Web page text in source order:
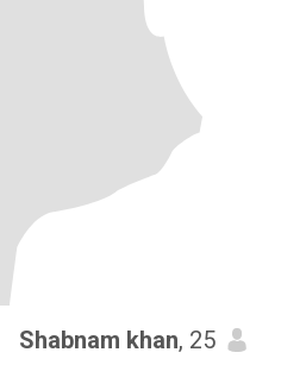
Shabnam khan, 25